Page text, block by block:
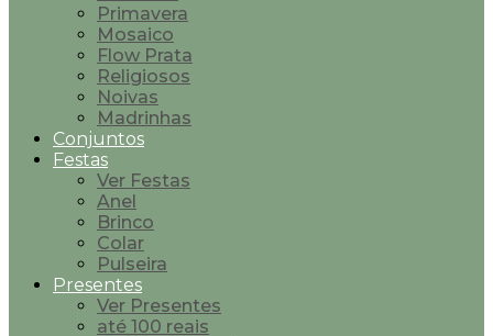
Primavera
Mosaico
Flow Prata
Religiosos
Noivas
Madrinhas
Conjuntos
Festas
Ver Festas
Anel
Brinco
Colar
Pulseira
Presentes
Ver Presentes
até 100 reais